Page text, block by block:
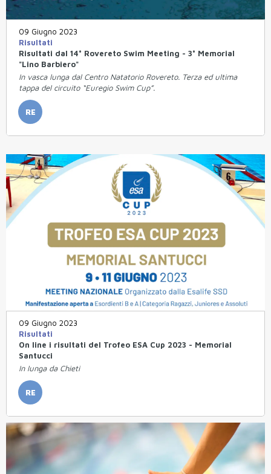
09 Giugno 2023
Risultati
Risultati dal 14° Rovereto Swim Meeting - 3° Memorial
"Lino Barbiero"
In vasca lunga dal Centro Natatorio Rovereto. Terza ed ultima
tappa del circuito “Euregio Swim Cup”.
RE
09 Giugno 2023
Risultati
On line i risultati del Trofeo ESA Cup 2023 - Memorial
Santucci
In lunga da Chieti
RE